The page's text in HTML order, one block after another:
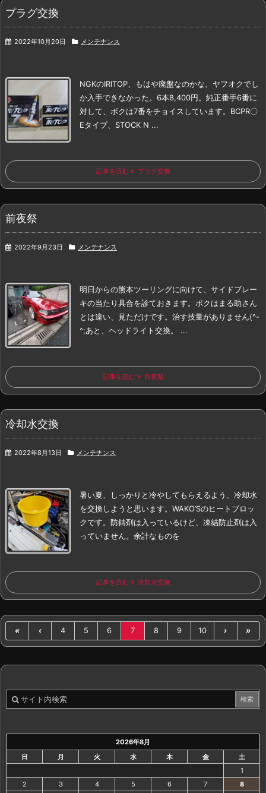
プラグ交換
2022年10月20日 メンテナンス
NGKのIRITOP、もはや廃盤なのかな。 ヤフオクでし
か入手できなかった。6本8,400円。 純正番手6番に
対して、ボクは7番をチョイスしています。 BCPR〇
Eタイプ、STOCK N ...
記事を読む プラグ交換
前夜祭
2022年9月23日 メンテナンス
明日からの熊本ツーリングに向けて、 サイドブレー
キの当たり具合を診ておきます。 ボクはまる助さん
とは違い、
見ただけです。治す技量がありません(^-
^;あと、ヘッドライト交換。 ...
記事を読む 前夜祭
冷却水交換
2022年8月13日 メンテナンス
暑い夏、しっかりと冷やしてもらえるよう、冷却水
を交換しようと思います。 WAKO’Sのヒートブロッ
クです。 防錆剤は入っているけど、凍結防止剤は入
っていません。 余計なものを
記事を読む 冷却水交換
« ‹ 4 5 6 7 8 9 10 › »
2026年8月
日
月 火 水 木 金 土
1
2
3 4 5 6 7
8